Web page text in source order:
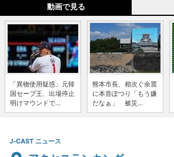
動画で見る
「異物使用疑惑」元韓
国セーブ王、出場停止
明けマウンドで...
熊本市長、相次ぐ余震
に本音ぽつり「もう嫌
だなぁ」 被災...
J-CAST ニュース